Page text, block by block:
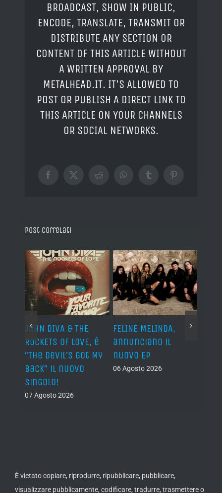
BROADCAST, SHOW IN PUBLIC,
ENCODE, TRANSLATE, TRANSMIT OR
DISTRIBUTE ANY SECTION OR
CONTENT OF THIS ARTICLE WITHOUT
A WRITTEN APPROVAL BY
METALHEAD.IT. IT'S ALLOWED TO
POST OR PUBLISH A DIRECT LINK TO
THIS ARTICLE ON YOUR CHANNELS
OR SOCIAL NETWORKS.
Facebook
X RedditWhatsAppTumblrPinterest
Post correlati
JOHN DIVA & THE
ROCKETS OF LOVE, è
“The Devil’s Got My
Back” il nuovo
singolo!
07 Agosto 2026
FELINE MELINDA,
annunciano il
nuovo EP
06 Agosto 2026
È vietato copiare, riprodurre, ripubblicare, pubblicare,
visualizzare pubblicamente, codificare, tradurre, trasmettere o